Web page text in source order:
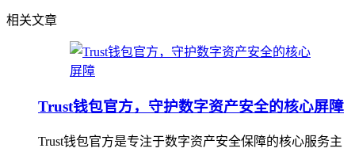
相关文章
Trust钱包官方，守护数字资产安全的核心屏障
Trust钱包官方是专注于数字资产安全保障的核心服务主